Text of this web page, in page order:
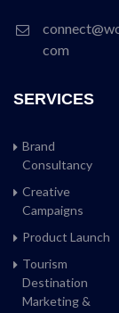
com
SERVICES
Brand
Consultancy
Creative
Campaigns
Product Launch
Tourism
Destination
Marketing &